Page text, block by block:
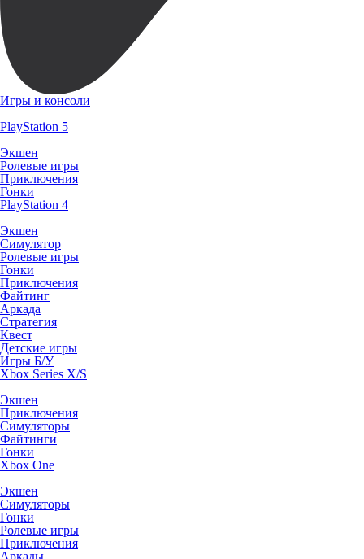
Игры и консоли
PlayStation 5
Экшен
Ролевые игры
Приключения
Гонки
PlayStation 4
Экшен
Симулятор
Ролевые игры
Гонки
Приключения
Файтинг
Аркада
Стратегия
Квест
Детские игры
Игры Б/У
Xbox Series X/S
Экшен
Приключения
Симуляторы
Файтинги
Гонки
Xbox One
Экшен
Симуляторы
Гонки
Ролевые игры
Приключения
Аркады